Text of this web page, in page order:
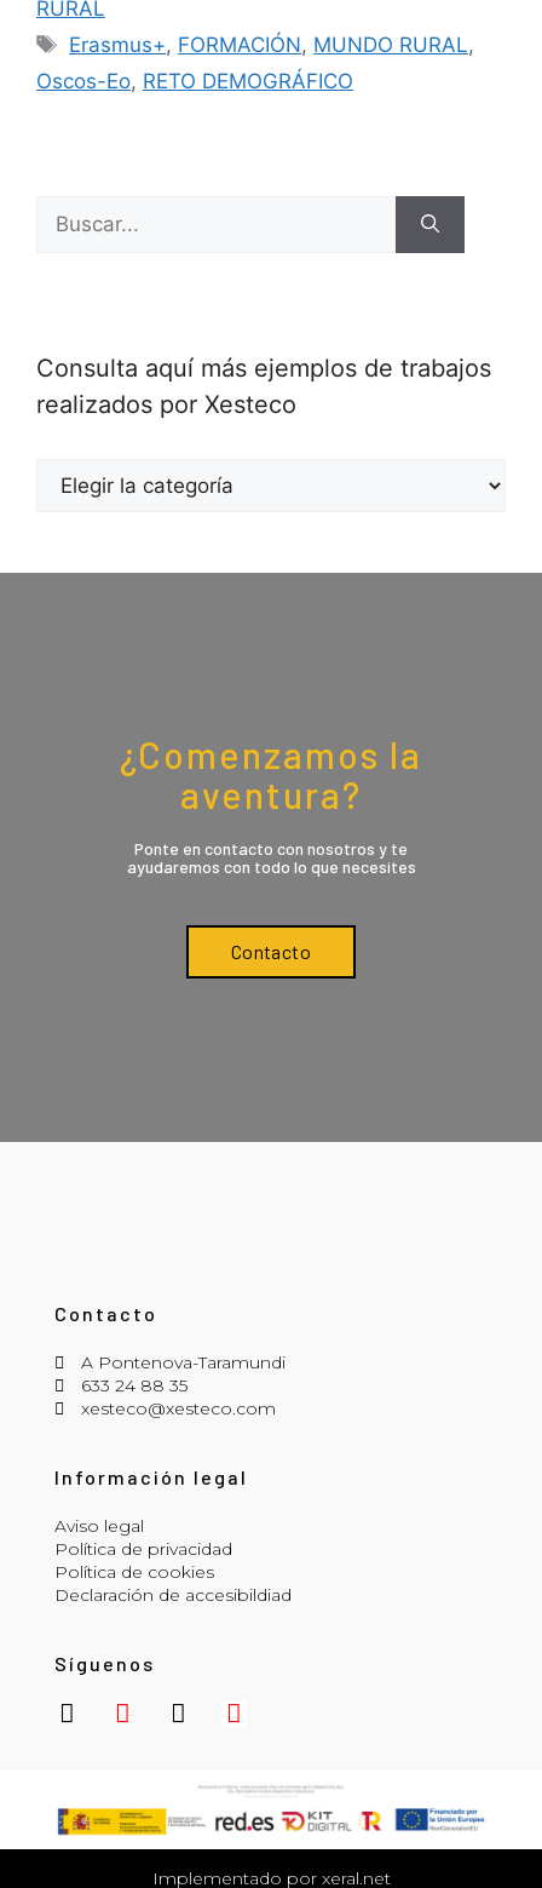
RURAL
Erasmus+, FORMACIÓN, MUNDO RURAL,
Oscos-Eo, RETO DEMOGRÁFICO
Consulta aquí más ejemplos de trabajos
realizados por Xesteco
¿Comenzamos la
aventura?
Ponte en contacto con nosotros y te
ayudaremos con todo lo que necesites
Contacto
Contacto
A Pontenova-Taramundi
633 24 88 35
xesteco@xesteco.com
Información legal
Aviso legal
Política de privacidad
Política de cookies
Declaración de accesibildiad
Síguenos
Implementado por xeral.net